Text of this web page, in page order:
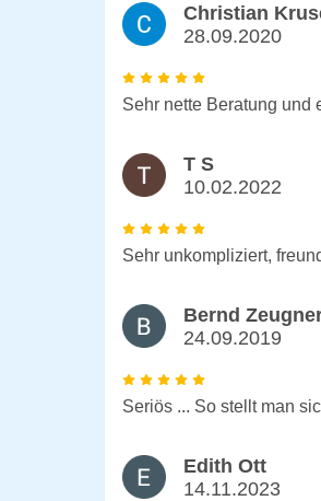
Christian
28.09.2020
Sehr nette Beratung und
T S
10.02.2022
Sehr unkompliziert,
Bernd
24.09.2019
Seriös ... So stellt man
Edith Ott
14.11.2023